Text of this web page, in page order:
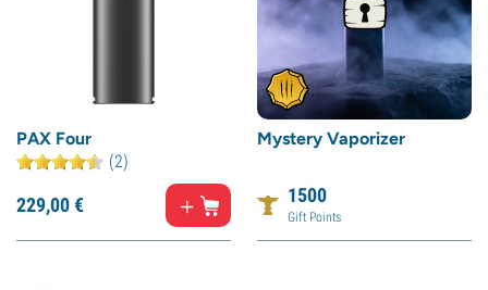
PAX Four
(2)
229,00€
Mystery Vaporizer
1500
Gift Points